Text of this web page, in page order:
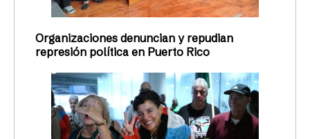
Organizaciones denuncian y repudian
represión política en Puerto Rico